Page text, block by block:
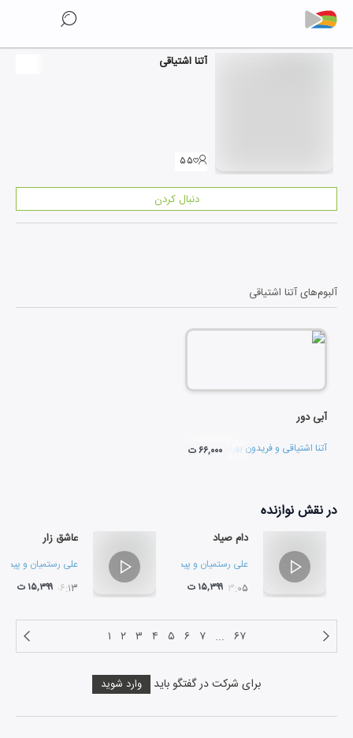
آتنا اشتیاقی
۵۵
دنبال کردن
آلبوم‌هایآتنا اشتیاقی
آبی دور
آتنا اشتیاقی و فریدون بهرامی۶۶,۰۰۰ ت
در نقشنوازنده
دام صیاد
علی رستمیان و پیمان خازنی
۰۳:۰۵ ۱۵,۳۹۹ ت
عاشق زار
علی رستمیان و
۰۶:۱۳ ۱۵,۳۹۹ ت
۱ ۲ ۳ ۴ ۵ ۶ ۷ ... ۶۷
برای شرکت در گفتگو باید وارد شوید